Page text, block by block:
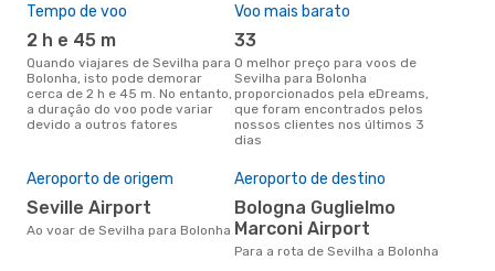
Tempo de voo
2 h e 45 m
Quando viajares de Sevilha para
Bolonha, isto pode demorar
cerca de 2 h e 45 m. No entanto,
a duração do voo pode variar
devido a outros fatores
Voo mais barato
33
O melhor preço para voos de
Sevilha para Bolonha
proporcionados pela eDreams,
que foram encontrados pelos
nossos clientes nos últimos 3
dias
Aeroporto de origem
Seville Airport
Ao voar de Sevilha para Bolonha
Aeroporto de destino
Bologna Guglielmo
Marconi Airport
Para a rota de Sevilha a Bolonha